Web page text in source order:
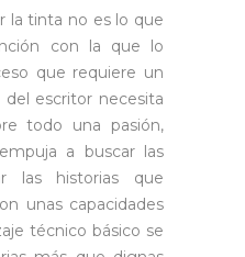
la tinta no es lo que
con la que lo
que requiere un
del escritor necesita
todo una pasión,
a buscar las
las historias que
unas capacidades
técnico básico se